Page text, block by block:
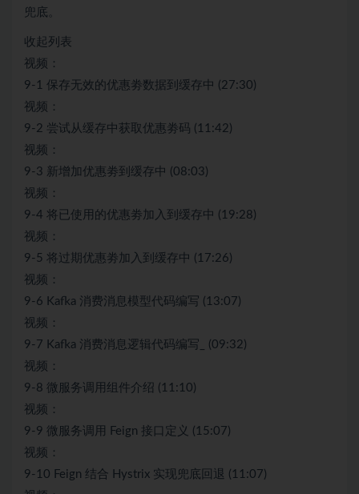
兜底。
收起列表
视频：
9-1 保存无效的优惠劵数据到缓存中 (27:30)
视频：
9-2 尝试从缓存中获取优惠劵码 (11:42)
视频：
9-3 新增加优惠劵到缓存中 (08:03)
视频：
9-4 将已使用的优惠劵加入到缓存中 (19:28)
视频：
9-5 将过期优惠劵加入到缓存中 (17:26)
视频：
9-6 Kafka 消费消息模型代码编写 (13:07)
视频：
9-7 Kafka 消费消息逻辑代码编写_ (09:32)
视频：
9-8 微服务调用组件介绍 (11:10)
视频：
9-9 微服务调用 Feign 接口定义 (15:07)
视频：
9-10 Feign 结合 Hystrix 实现兜底回退 (11:07)